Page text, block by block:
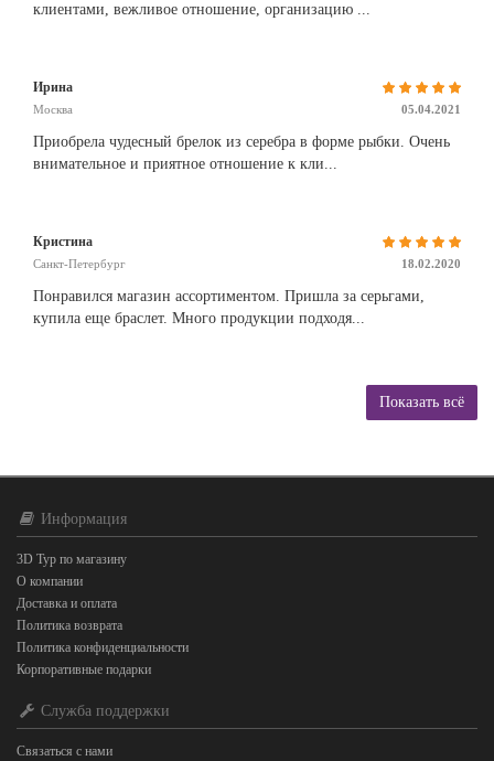
клиентами, вежливое отношение, организацию ...
Ирина
Москва 05.04.2021
Приобрела чудесный брелок из серебра в форме рыбки. Очень
внимательное и приятное отношение к кли...
Кристина
Санкт-Петербург 18.02.2020
Понравился магазин ассортиментом. Пришла за серьгами,
купила еще браслет. Много продукции подходя...
Показать всё
Информация
3D Тур по магазину
О компании
Доставка и оплата
Политика возврата
Политика конфиденциальности
Корпоративные подарки
Служба поддержки
Связаться с нами